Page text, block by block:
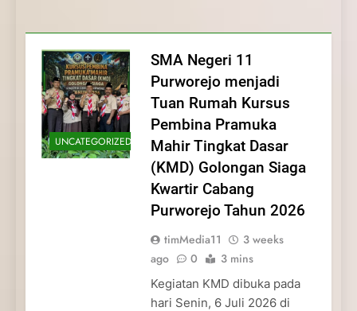
dan Pengabdian Generasi
Pramuka
Pramuka
Kepedulian
UNCATEGORIZED
SMA Negeri 11
Purworejo menjadi
Tuan Rumah Kursus
Pembina Pramuka
Mahir Tingkat Dasar
(KMD) Golongan Siaga
Kwartir Cabang
Purworejo Tahun 2026
timMedia11
3 weeks
ago
0 3 mins
Kegiatan KMD dibuka pada
hari Senin, 6 Juli 2026 di